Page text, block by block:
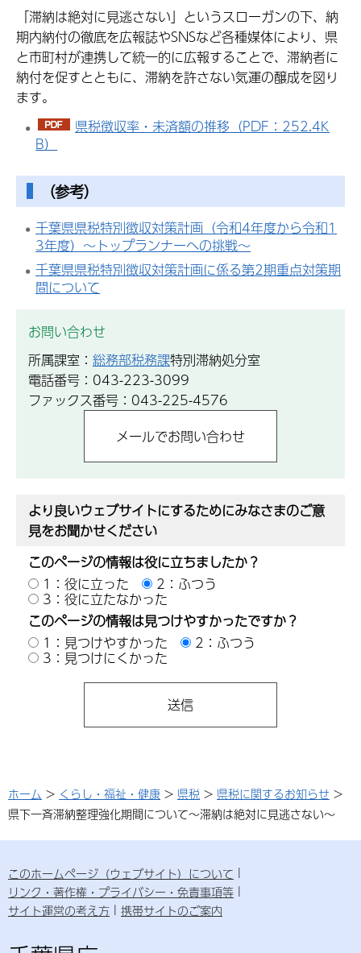
「滞納は絶対に見逃さない」というスローガンの下、納
期内納付の徹底を広報誌やSNSなど各種媒体により、県
と市町村が連携して統一的に広報することで、滞納者に
納付を促すとともに、滞納を許さない気運の醸成を図り
ます。
県税徴収率・未済額の推移（PDF：252.4K
B）
（参考）
千葉県県税特別徴収対策計画（令和4年度から令和1
3年度）～トップランナーへの挑戦～
千葉県県税特別徴収対策計画に係る第2期重点対策期
間について
お問い合わせ
所属課室： 総務部税務課特別滞納処分室
電話番号：043-223-3099
ファックス番号：043-225-4576
より良いウェブサイトにするためにみなさまのご意
見をお聞かせください
このページの情報は役に立ちましたか？
1：役に立った
2：ふつう
3：役に立たなかった
このページの情報は見つけやすかったですか？
1：見つけやすかった
2：ふつう
3：見つけにくかった
ホーム > くらし・福祉・健康 > 県税 > 県税に関するお知らせ >
県下一斉滞納整理強化期間について～滞納は絶対に見逃さない～
このホームページ（ウェブサイト）について
リンク・著作権・プライバシー・免責事項等
サイト運営の考え方
携帯サイトのご案内